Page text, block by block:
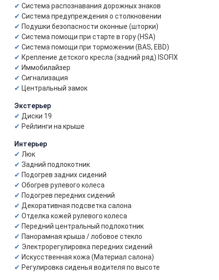
Система распознавания дорожных знаков
Система предупреждения о столкновении
Подушки безопасности оконные (шторки)
Система помощи при старте в гору (HSA)
Система помощи при торможении (BAS, EBD)
Крепление детского кресла (задний ряд) ISOFIX
Иммобилайзер
Сигнализация
Центральный замок
Экстерьер
Диски 19
Рейлинги на крыше
Интерьер
Люк
Задний подлокотник
Подогрев задних сидений
Обогрев рулевого колеса
Подогрев передних сидений
Декоративная подсветка салона
Отделка кожей рулевого колеса
Передний центральный подлокотник
Панорамная крыша / лобовое стекло
Электрорегулировка передних сидений
Искусственная кожа (Материал салона)
Регулировка сиденья водителя по высоте